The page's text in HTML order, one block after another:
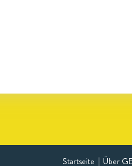
Startseite Über